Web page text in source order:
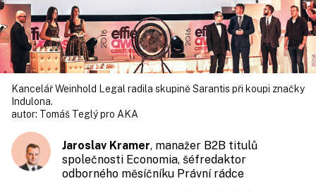
Kancelář Weinhold Legal radila skupině Sarantis při koupi značky
Indulona.
autor: Tomáš Teglý pro AKA
Jaroslav Kramer, manažer B2B titulů
společnosti Economia, šéfredaktor
odborného měsíčníku Právní rádce